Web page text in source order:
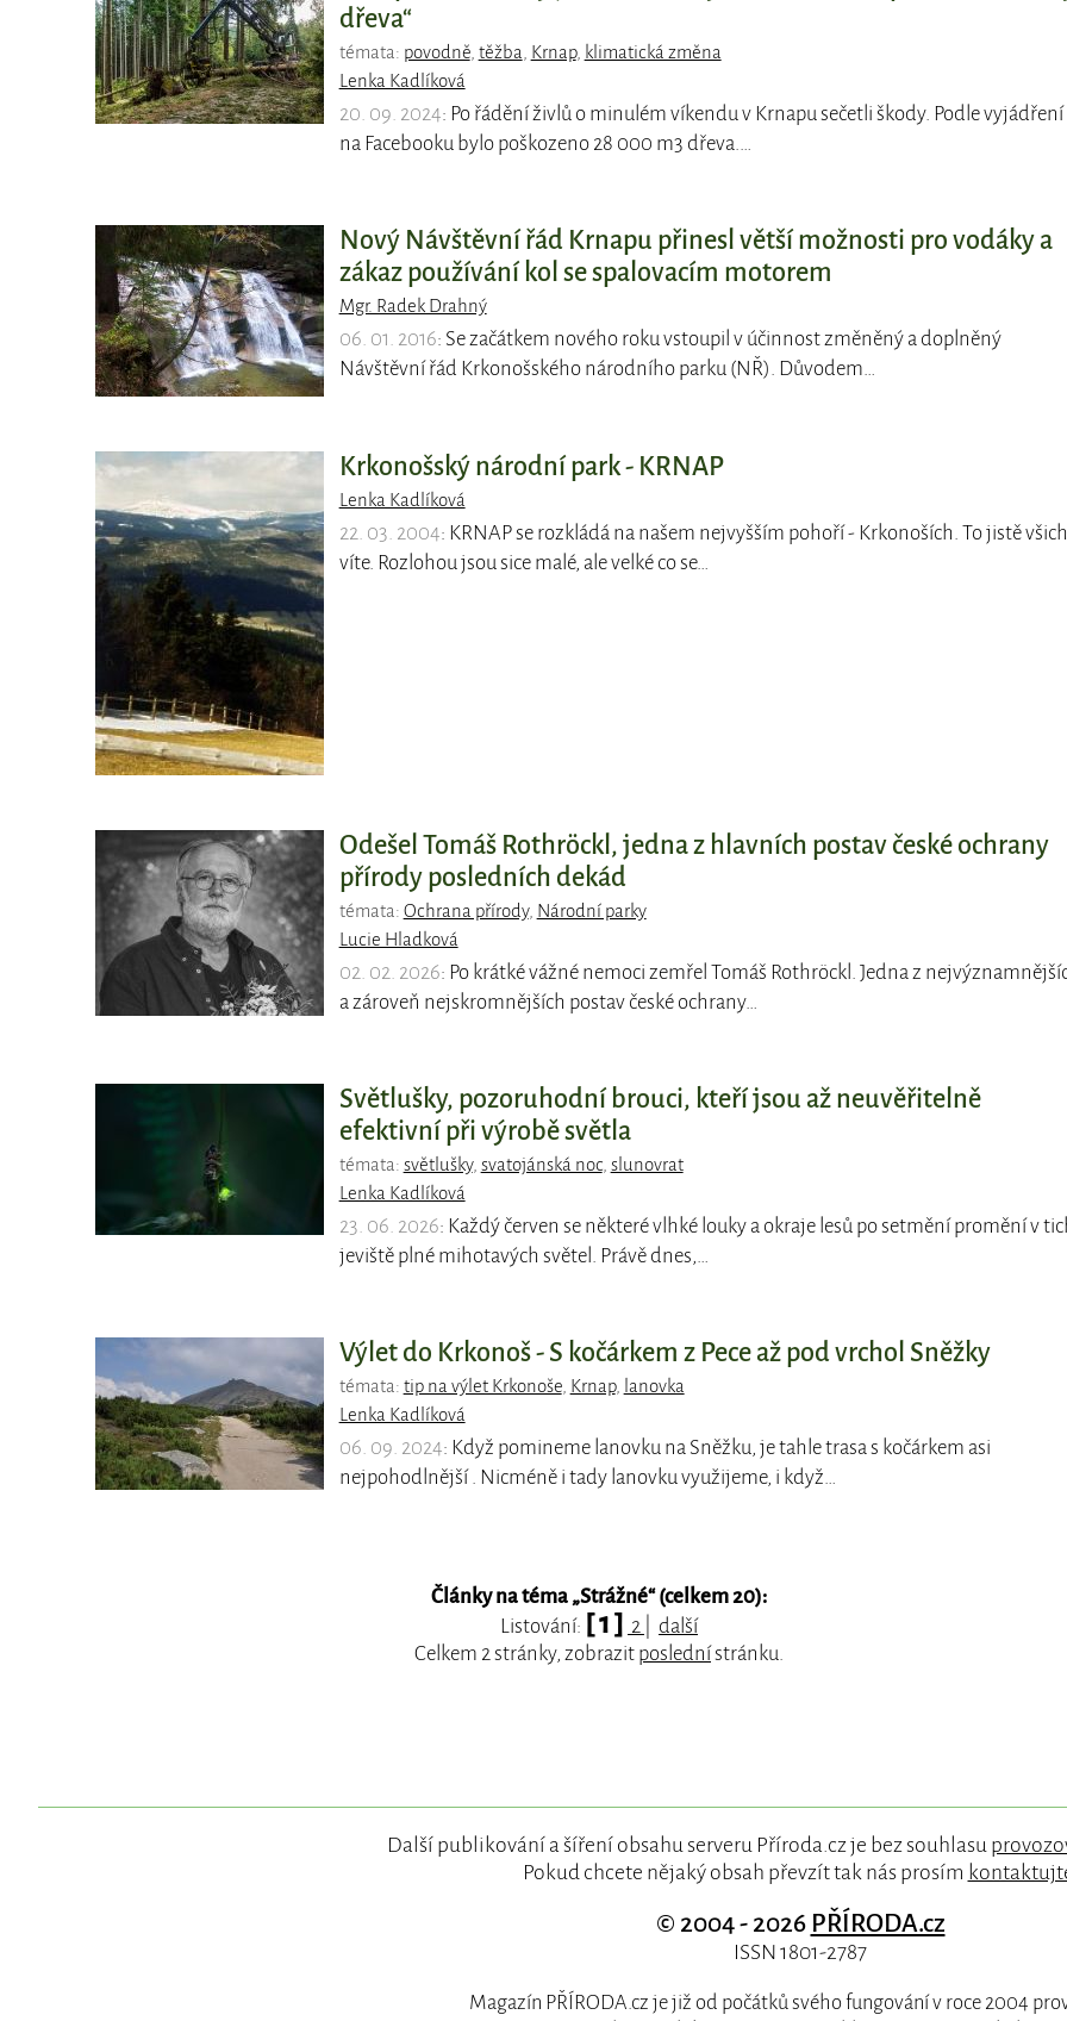
dřeva“
témata: povodně, těžba Krnap, klimatická změna
Lenka Kadlíková
20. 09. 2024: Po řádění živlů o minulém víkendu v Krnapu sečetli škody. Podle vyjádření
na Facebooku bylo poškozeno 28 000 m3 dřeva.…
Nový Návštěvní řád Krnapu přinesl větší možnosti pro vodáky a
zákaz používání kol se spalovacím motorem
Mgr. Radek Drahný
06. 01. 2016: Se začátkem nového roku vstoupil v účinnost změněný a doplněný
Návštěvní řád Krkonošského národního parku (NŘ). Důvodem…
Krkonošský národní park - KRNAP
Lenka Kadlíková
22. 03. 2004: KRNAP se rozkládá na našem nejvyšším pohoří - Krkonoších. To jistě
víte. Rozlohou jsou sice malé, ale velké co se…
Odešel Tomáš Rothröckl, jedna z hlavních postav české ochrany
přírody posledních dekád
témata: Ochrana přírody, Národní parky
Lucie Hladková
02. 02. 2026: Po krátké vážné nemoci zemřel Tomáš Rothröckl. Jedna z
a zároveň nejskromnějších postav české ochrany…
Světlušky, pozoruhodní brouci, kteří jsou až neuvěřitelně
efektivní při výrobě světla
témata: světlušky, svatojánská noc, slunovrat
Lenka Kadlíková
23. 06. 2026: Každý červen se některé vlhké louky a okraje lesů po setmění promění v
jeviště plné mihotavých světel. Právě dnes,…
Výlet do Krkonoš - S kočárkem z Pece až pod vrchol Sněžky
témata: tip na výlet Krkonoše, Krnap,
lanovka
Lenka Kadlíková
06. 09. 2024: Když pomineme lanovku na Sněžku, je tahle trasa s kočárkem asi
nejpohodlnější . Nicméně i tady lanovku využijeme, i když…
Články na téma „Strážné“ (celkem 20):
Listování: [ 1 ] 2
další
Celkem 2 stránky, zobrazit poslednístránku.
Další publikování a šíření obsahu serveru Příroda.cz je bez souhlasu
Pokud chcete nějaký obsah převzít tak nás prosím
© 2004 - 2026 PŘÍRODA.cz
ISSN 1801-2787
Magazín PŘÍRODA.cz je již od počátků svého fungování v roce 2004